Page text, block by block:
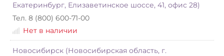
Екатеринбург, Елизаветинское шоссе, 41, офис 28)
Тел. 8 (800) 600-71-00
Нет в наличии
Новосибирск (Новосибирская область, г.